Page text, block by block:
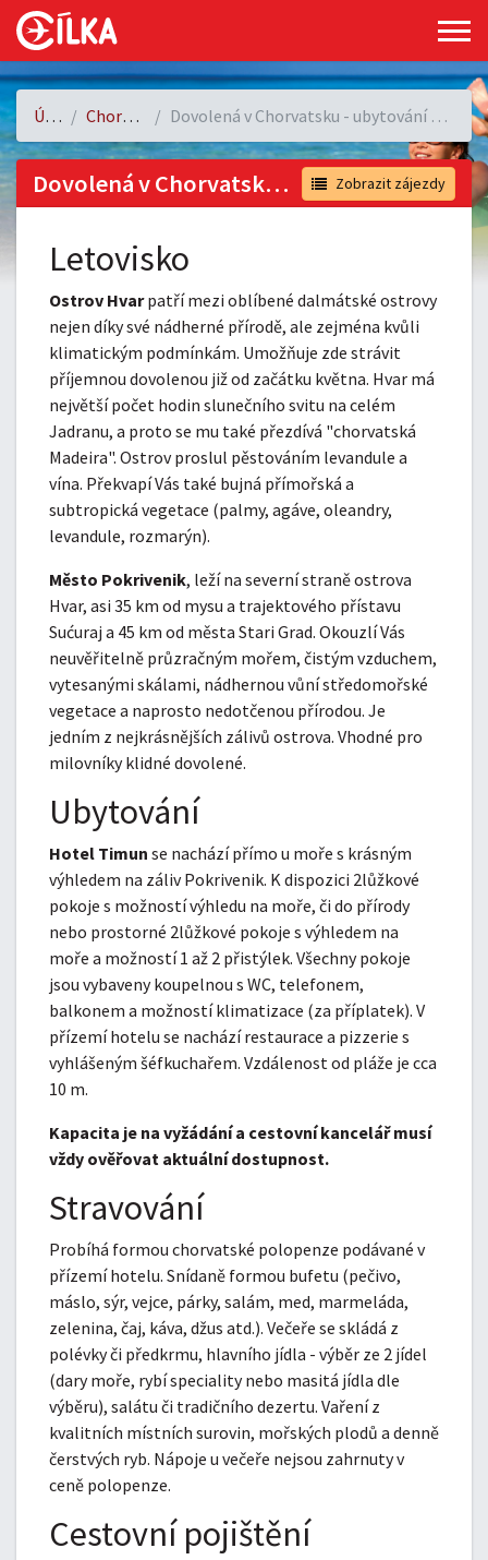
Úvod Chorvatsko Dovolená v Chorvatsku - ubytování Hvar, Pokrivenik
Zobrazit zájezdy
Dovolená v Chorvatsku - ubytování Hvar, Pokrivenik
Letovisko
Ostrov Hvarpatří mezi oblíbené dalmátské ostrovy
nejen díky své nádherné přírodě, ale zejména kvůli
klimatickým podmínkám. Umožňuje zde strávit
příjemnou dovolenou již od začátku května. Hvar má
největší počet hodin slunečního svitu na celém
Jadranu, a proto se mu také přezdívá "chorvatská
Madeira". Ostrov proslul pěstováním levandule a
vína. Překvapí Vás také bujná přímořská a
subtropická vegetace (palmy, agáve, oleandry,
levandule, rozmarýn).
Město Pokrivenik, leží na severní straně ostrova
Hvar, asi 35 km od mysu a trajektového přístavu
Sućuraj a 45 km od města Stari Grad. Okouzlí Vás
neuvěřitelně průzračným mořem, čistým vzduchem,
vytesanými skálami, nádhernou vůní středomořské
vegetace a naprosto nedotčenou přírodou. Je
jedním z nejkrásnějších zálivů ostrova. Vhodné pro
milovníky klidné dovolené.
Ubytování
Hotel Timun se nachází přímo u moře s krásným
výhledem na záliv Pokrivenik. K dispozici 2lůžkové
pokoje s možností výhledu na moře, či do přírody
nebo prostorné 2lůžkové pokoje s výhledem na
moře a možností 1 až 2 přistýlek. Všechny pokoje
jsou vybaveny koupelnou s WC, telefonem,
balkonem a možností klimatizace (za příplatek). V
přízemí hotelu se nachází restaurace a pizzerie s
vyhlášeným šéfkuchařem. Vzdálenost od pláže je cca
10 m.
Kapacita je na vyžádání a cestovní kancelář musí
vždy ověřovat aktuální dostupnost.
Stravování
Probíhá formou chorvatské polopenze podávané v
přízemí hotelu. Snídaně formou bufetu (pečivo,
máslo, sýr, vejce, párky, salám, med, marmeláda,
zelenina, čaj, káva, džus atd.). Večeře se skládá z
polévky či předkrmu, hlavního jídla - výběr ze 2 jídel
(dary moře, rybí speciality nebo masitá jídla dle
výběru), salátu či tradičního dezertu. Vaření z
kvalitních místních surovin, mořských plodů a denně
čerstvých ryb. Nápoje u večeře nejsou zahrnuty v
ceně polopenze.
Cestovní pojištění